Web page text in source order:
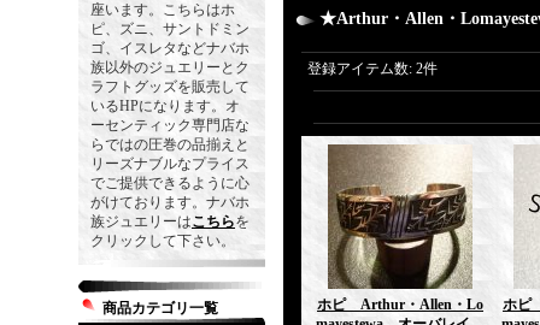
座います。こちらはホ
ピ、ズニ、サントドミン
ゴ、イスレタなどナバホ
族以外のジュエリーとク
ラフトグッズを販売して
いるHPになります。オ
ーセンティック専門店な
らではの圧巻の品揃えと
リーズナブルなプライス
でご提供できるように心
がけております。ナバホ
族ジュエリーはこちらを
クリックして下さい。
商品カテゴリ一覧
★Arthur・Allen・
登録アイテム数: 2件
ホピ Arthur・Allen・Lo
ホピ